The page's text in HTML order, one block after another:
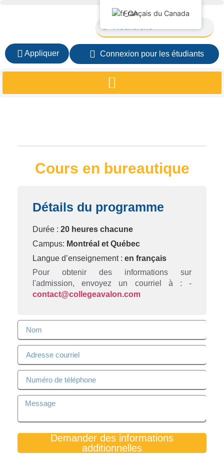
Appliquer Connexion pour les étudiants
Cours en bureautique
Détails du programme
Durée : 20 heures chacune
Campus: Montréal et Québec
Langue d’enseignement : en français
Pour obtenir des informations sur
l'admission, envoyez un courriel à : -
contact@collegeavalon.com
Demander des informations
additionnelles
Français du Canada